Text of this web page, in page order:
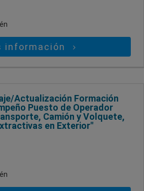
información
Actualización Formación
Puesto de Operador
Camión y Volquete,
en Exterior"